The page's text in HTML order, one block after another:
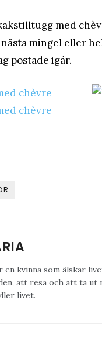
med
mingel eller
postade igår.
en kvinna som älskar
att resa och att ta ut
livet.